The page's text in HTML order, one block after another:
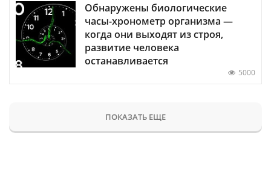
Обнаружены биологические
часы-хронометр организма —
когда они выходят из строя,
развитие человека
останавливается
5000
ПОКАЗАТЬ ЕЩЕ